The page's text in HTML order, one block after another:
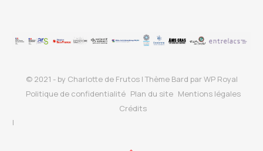
© 2021 - by Charlotte de Frutos |Thème Bard parWP Royal
Politique de confidentialité Plan du site Mentions légales
Crédits